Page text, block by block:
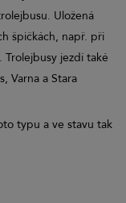
Uložená
špičkách, např. při
jezdí také
Varna a Stara
typu a ve stavu tak